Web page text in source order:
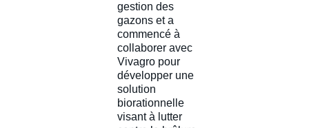
gestion des
gazons et a
commencé à
collaborer avec
Vivagro pour
développer une
solution
biorationnelle
visant à lutter